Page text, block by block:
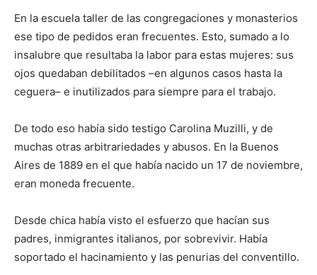
En la escuela taller de las congregaciones y monasterios
ese tipo de pedidos eran frecuentes. Esto, sumado a lo
insalubre que resultaba la labor para estas mujeres: sus
ojos quedaban debilitados –en algunos casos hasta la
ceguera– e inutilizados para siempre para el trabajo.
De todo eso había sido testigo Carolina Muzilli, y de
muchas otras arbitrariedades y abusos. En la Buenos
Aires de 1889 en el que había nacido un 17 de noviembre,
eran moneda frecuente.
Desde chica había visto el esfuerzo que hacían sus
padres, inmigrantes italianos, por sobrevivir. Había
soportado el hacinamiento y las penurias del conventillo.